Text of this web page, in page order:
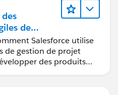
de
Salesforce utilise
de gestion de projet
des produits